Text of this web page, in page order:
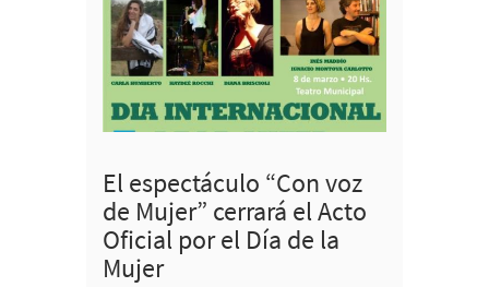
El espectáculo “Con voz
de Mujer” cerrará el Acto
Oficial por el Día de la
Mujer